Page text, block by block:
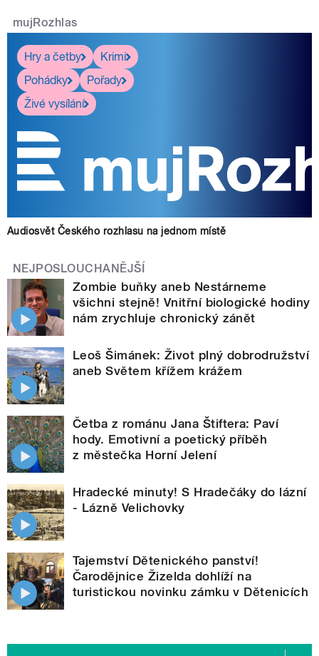
mujRozhlas
Hry a četby
Krimi
Pohádky
Pořady
Živé vysílání
Audiosvět Českého rozhlasu na jednom místě
NEJPOSLOUCHANĚJŠÍ
Zombie buňky aneb Nestárneme
všichni stejně! Vnitřní biologické hodiny
nám zrychluje chronický zánět
Leoš Šimánek: Život plný dobrodružství
aneb Světem křížem krážem
Četba z románu Jana Štiftera: Paví
hody. Emotivní a poetický příběh
z městečka Horní Jelení
Hradecké minuty! S Hradečáky do lázní
- Lázně Velichovky
Tajemství Dětenického panství!
Čarodějnice Žizelda dohlíží na
turistickou novinku zámku v Dětenicích